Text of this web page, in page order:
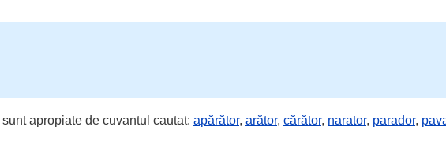
apropiate de cuvantul cautat: apărător, arător, cărător, narator, parador,